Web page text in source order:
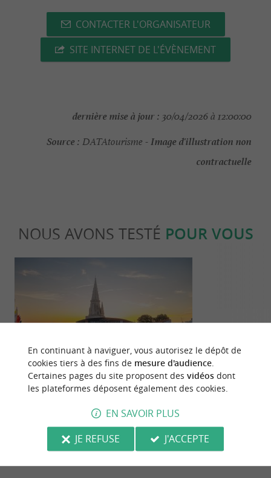
CONTACTER L'ORGANISATEUR
SITE INTERNET DE L'ÉVÈNEMENT
dernière mise à jour : 30/04/2026 à 12:00:00
Source : DATAtourisme -Image d'illustration non
contractuelle
NOUS AVONS TESTÉ POUR VOUS
Une édition 2026 mémorable aux
583 m - La Rochelle
Culturelle
Mouclade et
En continuant à naviguer, vous autorisez le dépôt de
cookies tiers à des fins de mesure d'audience.
Certaines pages du site proposent des vidéosdont
les plateformes déposent également des cookies.
EN SAVOIR PLUS
JE REFUSE
J'ACCEPTE